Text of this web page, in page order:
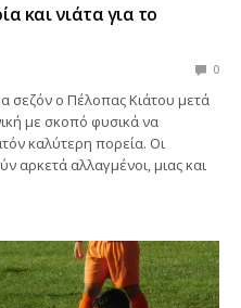
και νιάτα για το
0
σεζόν ο Πέλοπας Κιάτου μετά
με σκοπό φυσικά να
καλύτερη πορεία. Οι
αρκετά αλλαγμένοι, μιας και